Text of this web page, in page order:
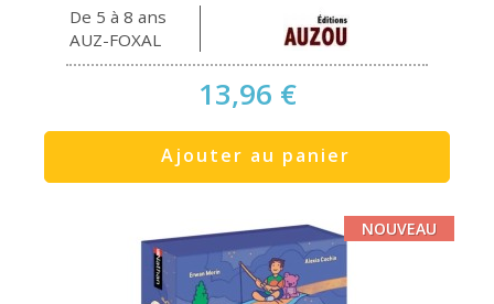
De 5 à 8 ans
AUZ-FOXAL
13,96 €
Ajouter au panier
NOUVEAU